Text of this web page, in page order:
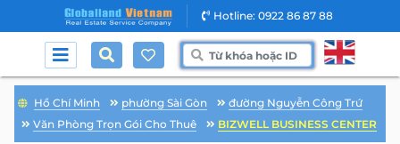
Hotline: 0922 86 87 88
Hồ Chí Minh phường Sài Gòn
đường Nguyễn Công Trứ
Văn Phòng Trọn Gói Cho Thuê
BIZWELL BUSINESS CENTER